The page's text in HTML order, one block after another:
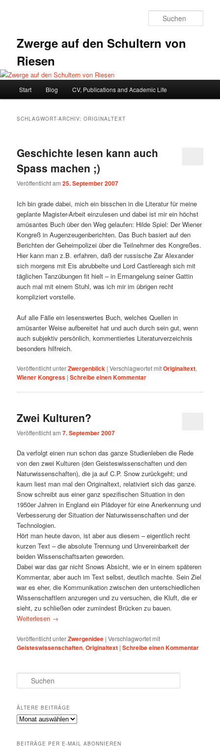
Zwerge auf den Schultern von
Riesen
Start Blog CV, Publications and Academic Life
SCHLAGWORT-ARCHIV:ORIGINALTEXT
Geschichte lesen kann auch
Spass machen ;)
Veröffentlicht am25. September 2007
Ich bin grade dabei, mich ein bisschen in die Literatur für meine
geplante Magister-Arbeit einzulesen und dabei ist mir ein höchst
amüsantes Buch über den Weg gelaufen: Hilde Spiel: Der Wiener
Kongreß in Augenzeugenberichten. Das Buch basiert auf den
Berichten der Geheimpolizei über die Teilnehmer des Kongreßes.
Hier kann man z.B. erfahren, daß der russische Zar Alexander
sich morgens mit Eis abrubbelte und Lord Castlereagh sich mit
täglichen Tanzübungen fit hielt – in Ermangelung seiner Gattin
auch mal mit einem Stuhl, was ich mir im übrigen recht
kompliziert vorstelle.
Auf alle Fälle ein lesenswertes Buch, welches Quellen in
amüsanter Weise aufbereitet hat und auch durch sein gut, wenn
auch subjektiv persönlich, kommentiertes Literaturverzeichnis
besonders hilfreich.
Veröffentlicht unterZwergenblick |Verschlagwortet mitOriginaltext,
Wiener Kongress |Schreibe einen Kommentar
Zwei Kulturen?
Veröffentlicht am7. September 2007
Da verfolgt einen nun schon das ganze Studienleben die Rede
von den zwei Kulturen (den Geisteswissenschaften und den
Naturwissenschaften), die ja auf C.P. Snow zurückgeht; und
kaum liest man mal den Originaltext, relativiert sich das ganze.
Snow schreibt aus einer ganz spezifischen Situation in den
1950er Jahren in England ein Plädoyer für eine Anerkennung und
Verbesserung der Situation der Naturwissenschaften und der
Technologien.
Hört man heute davon, ist aber aus diesem – eigentlich recht
kurzen Text – die absolute Trennung und Unvereinbarkeit der
beiden Wissenschaftsarten geworden.
Dabei war das gar nicht Snows Absicht, wie er in einem späteren
Kommentar, aber auch im Text selbst, deutlich machte. Sein Ziel
war es eher, die Kommunikation zwischen den unterschiedlichen
Wissenschaftlern anzuregen und zu versuchen, die Kluft, die er
sieht, zu schließen oder zumindest Brücken zu bauen.
Weiterlesen →
Veröffentlicht unterZwergenidee |Verschlagwortet mit
Geisteswissenschaften,Originaltext |Schreibe einen Kommentar
u
h
e
n
ÄLTERE BEITRÄGE
Ältere
BEITRÄGE PER E-MAIL ABONNIEREN